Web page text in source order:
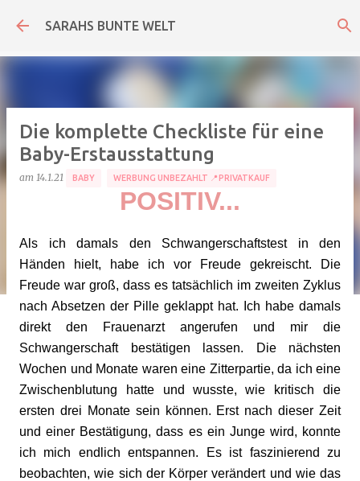
Direkt zum Hauptbereich
SARAHS BUNTE WELT
Die komplette Checkliste für eine
Baby-Erstausstattung
am 14.1.21 BABY WERBUNG UNBEZAHLT 📍PRIVATKAUF
POSITIV...
Als ich damals den Schwangerschaftstest in den
Händen hielt, habe ich vor Freude gekreischt. Die
Freude war groß, dass es tatsächlich im zweiten Zyklus
nach Absetzen der Pille geklappt hat. Ich habe damals
direkt den Frauenarzt angerufen und mir die
Schwangerschaft bestätigen lassen. Die nächsten
Wochen und Monate waren eine Zitterpartie, da ich eine
Zwischenblutung hatte und wusste, wie kritisch die
ersten drei Monate sein können. Erst nach dieser Zeit
und einer Bestätigung, dass es ein Junge wird, konnte
ich mich endlich entspannen. Es ist faszinierend zu
beobachten, wie sich der Körper verändert und wie das